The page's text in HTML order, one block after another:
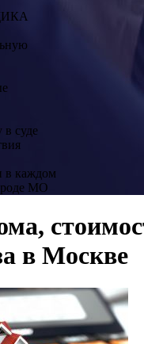
в суде
каждом
МО
в Москве